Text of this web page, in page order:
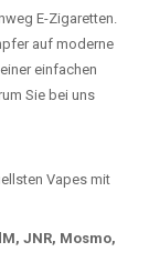
E-Zigaretten.
auf moderne
einfachen
Sie bei uns
Vapes mit
JNR, Mosmo,